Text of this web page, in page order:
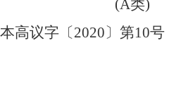
(A类)
本高议字〔2020〕第10号